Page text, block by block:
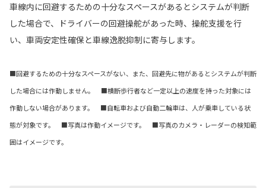
車線内に回避するための十分なスペースがあるとシステムが判断
した場合で、ドライバーの回避操舵があった時、操舵支援を行
い、車両安定性確保と車線逸脱抑制に寄与します。
■回避するための十分なスペースがない、また、回避先に物があるとシステムが判断
した場合には作動しません。 ■横断歩行者など一定以上の速度を持った対象には
作動しない場合があります。 ■自転車および自動二輪車は、人が乗車している状
態が対象です。 ■写真は作動イメージです。 ■写真のカメラ・レーダーの検知範
囲はイメージです。